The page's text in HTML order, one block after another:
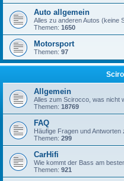
Auto allgemein
Alles zu anderen Autos (keine
Themen: 1650
Motorsport
Themen: 97
Allgemein
Alles zum Scirocco, was nicht
Themen: 18769
FAQ
Häufige Fragen und
Themen: 299
CarHifi
Wie kommt der Bass am
Themen: 921